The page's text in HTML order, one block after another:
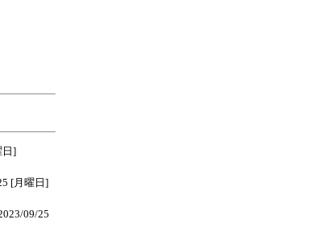
日]
[月曜日]
09/25